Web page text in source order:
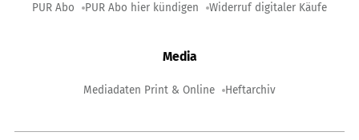
PUR Abo PUR Abo hier kündigen Widerruf digitaler Käufe
Media
Mediadaten Print & Online Heftarchiv